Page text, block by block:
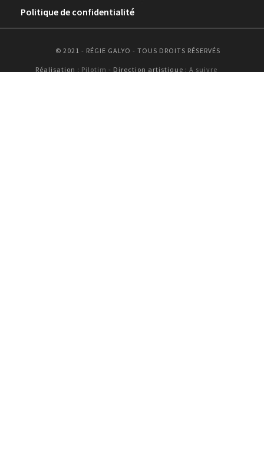
Politique de confidentialité
© 2021 - RÉGIE GALYO - TOUS DROITS RÉSERVÉS
Réalisation : Pilotim - Direction artistique : A suivre